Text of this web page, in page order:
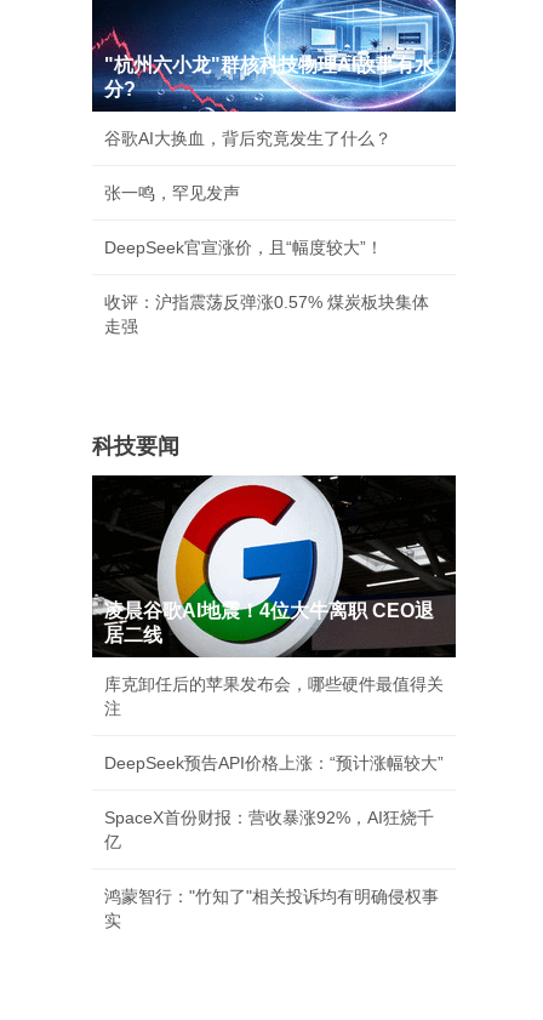
"杭州六小龙"群核科技物理AI故事有水
分?
谷歌AI大换血，背后究竟发生了什么？
张一鸣，罕见发声
DeepSeek官宣涨价，且“幅度较大”！
收评：沪指震荡反弹涨0.57% 煤炭板块集体
走强
科技要闻
凌晨谷歌AI地震！4位大牛离职 CEO退
居二线
库克卸任后的苹果发布会，哪些硬件最值得关
注
DeepSeek预告API价格上涨：“预计涨幅较大”
SpaceX首份财报：营收暴涨92%，AI狂烧千
亿
鸿蒙智行："竹知了"相关投诉均有明确侵权事
实